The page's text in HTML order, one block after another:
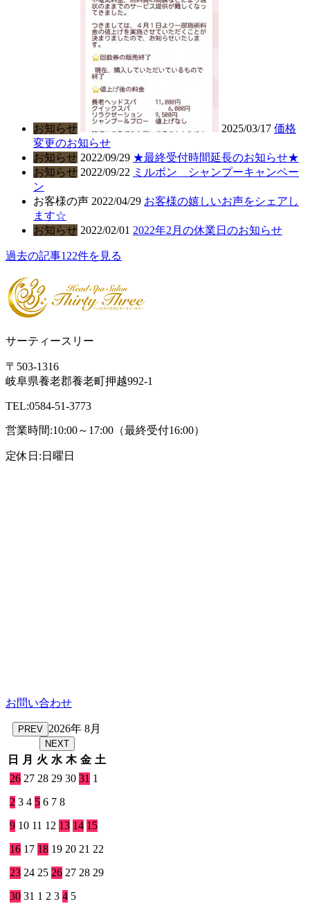
お知らせ 2025/03/17 価格
変更のお知らせ
お知らせ 2022/09/29 ★最終受付時間延長のお知らせ★
お知らせ 2022/09/22 ミルボン シャンプーキャンペー
ン
お客様の声 2022/04/29 お客様の嬉しいお声をシェアし
ます☆
お知らせ 2022/02/01 2022年2月の休業日のお知らせ
過去の記事122件を見る
サーティースリー
〒503-1316
岐阜県養老郡養老町押越992-1
TEL:0584-51-3773
営業時間:10:00～17:00（最終受付16:00）
定休日:日曜日
お問い合わせ
PREV 2026年 8月
NEXT
日 月 火 水 木 金 土
26 27 28 29 30 31 1
2 3 4 5 6 7 8
9 10 11 12 13 14 15
16 17 18 19 20 21 22
23 24 25 26 27 28 29
30 31 1 2 3 4 5